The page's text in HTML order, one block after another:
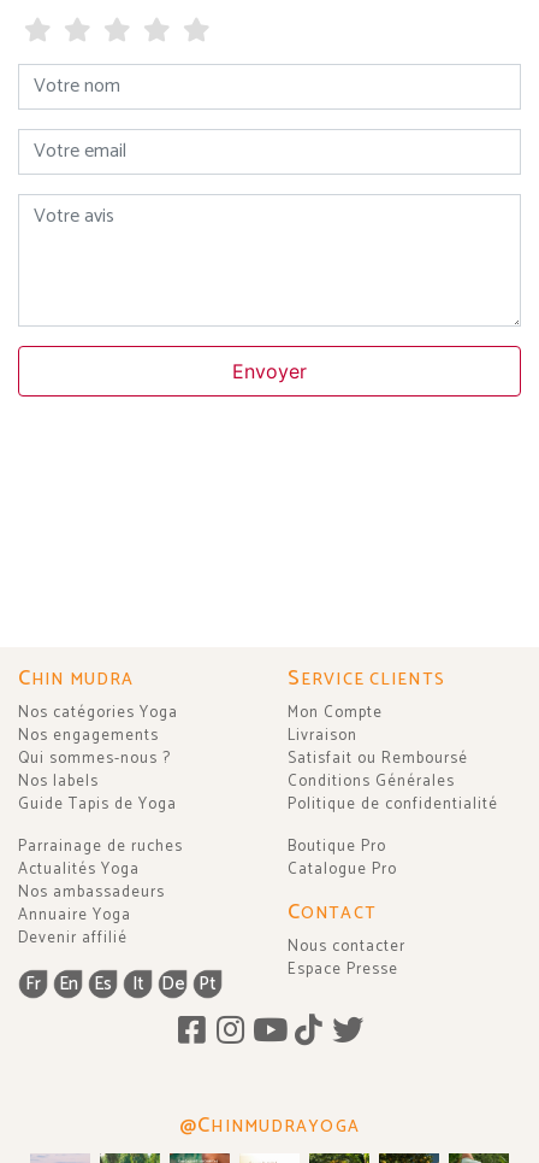
Votre nom
Votre email
Votre avis
Envoyer
CHIN MUDRA
Nos catégories Yoga
Nos engagements
Qui sommes-nous ?
Nos labels
Guide Tapis de Yoga
Parrainage de ruches
Actualités Yoga
Nos ambassadeurs
Annuaire Yoga
Devenir affilié
Fr En Es It De Pt
SERVICE CLIENTS
Mon Compte
Livraison
Satisfait ou Remboursé
Conditions Générales
Politique de confidentialité
Boutique Pro
Catalogue Pro
CONTACT
Nous contacter
Espace Presse
@CHINMUDRAYOGA